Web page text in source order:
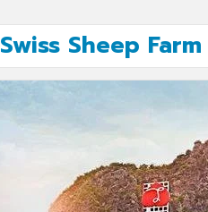
Swiss Sheep Farm